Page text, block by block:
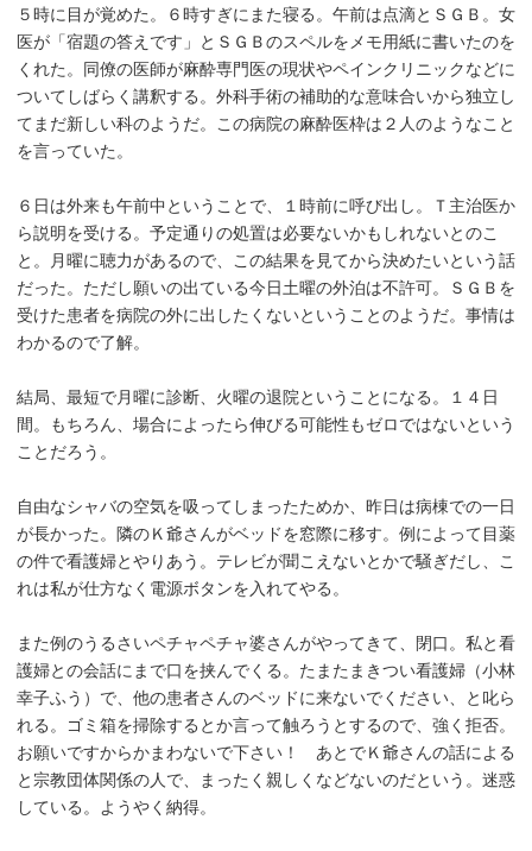
５時に目が覚めた。６時すぎにまた寝る。午前は点滴とＳＧＢ。女
医が「宿題の答えです」とＳＧＢのスペルをメモ用紙に書いたのを
くれた。同僚の医師が麻酔専門医の現状やペインクリニックなどに
ついてしばらく講釈する。外科手術の補助的な意味合いから独立し
てまだ新しい科のようだ。この病院の麻酔医枠は２人のようなこと
を言っていた。
６日は外来も午前中ということで、１時前に呼び出し。Ｔ主治医か
ら説明を受ける。予定通りの処置は必要ないかもしれないとのこ
と。月曜に聴力があるので、この結果を見てから決めたいという話
だった。ただし願いの出ている今日土曜の外泊は不許可。ＳＧＢを
受けた患者を病院の外に出したくないということのようだ。事情は
わかるので了解。
結局、最短で月曜に診断、火曜の退院ということになる。１４日
間。もちろん、場合によったら伸びる可能性もゼロではないという
ことだろう。
自由なシャバの空気を吸ってしまったためか、昨日は病棟での一日
が長かった。隣のＫ爺さんがベッドを窓際に移す。例によって目薬
の件で看護婦とやりあう。テレビが聞こえないとかで騒ぎだし、こ
れは私が仕方なく電源ボタンを入れてやる。
また例のうるさいペチャペチャ婆さんがやってきて、閉口。私と看
護婦との会話にまで口を挟んでくる。たまたまきつい看護婦（小林
幸子ふう）で、他の患者さんのベッドに来ないでください、と叱ら
れる。ゴミ箱を掃除するとか言って触ろうとするので、強く拒否。
お願いですからかまわないで下さい！ あとでＫ爺さんの話による
と宗教団体関係の人で、まったく親しくなどないのだという。迷惑
している。ようやく納得。